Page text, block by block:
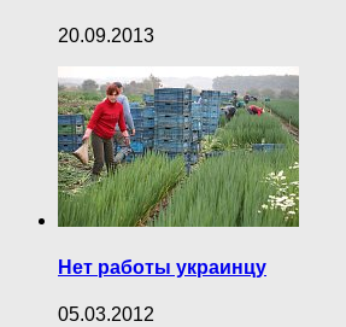
20.09.2013
Нет работы украинцу
05.03.2012